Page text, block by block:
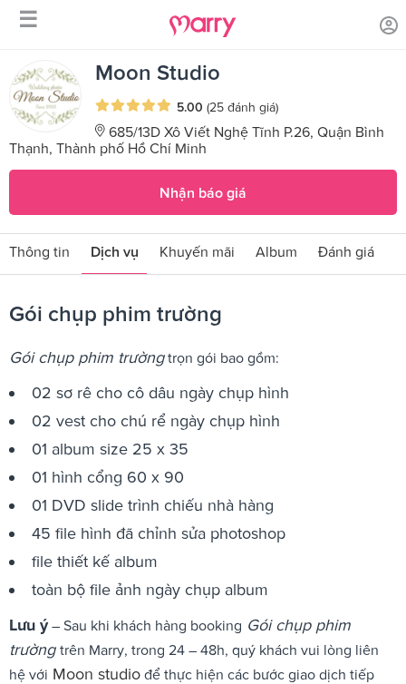
☰
Trang chủ Sản phẩm dịch vụ / Gói chụp phim trường
Moon Studio
5.00 (25 đánh giá)
685/13D Xô Viết Nghệ Tĩnh P.26, Quận Bình
Thạnh, Thành phố Hồ Chí Minh
Nhận báo giá
Thông tin Dịch vụ Khuyến mãi Album Đánh giá
Gói chụp phim trường
Gói chụp phim trườngtrọn gói bao gồm:
02 sơ rê cho cô dâu ngày chụp hình
02 vest cho chú rể ngày chụp hình
01 album size 25 x 35
01 hình cổng 60 x 90
01 DVD slide trình chiếu nhà hàng
45 file hình đã chỉnh sửa photoshop
file thiết kế album
toàn bộ file ảnh ngày chụp album
Lưu ý– Sau khi khách hàng booking Gói chụp phim
trường trên Marry, trong 24 – 48h, quý khách vui lòng liên
hệ với Moon studio để thực hiện các bước giao dịch tiếp